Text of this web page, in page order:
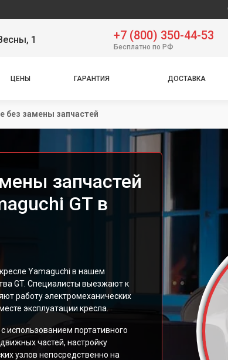
Сервисный
1 +7 (800) 350-44-53
Бесплатно по РФ
ЦЕНЫ ГАРАНТИЯ ДОСТАВКА
без замены запчастей
запчастей
GT в
Yamaguchi в нашем
GT. Специалисты выезжают к
работу электромеханических
эксплуатации кресла.
использованием портативного
частей, настройку
узлов непосредственно на